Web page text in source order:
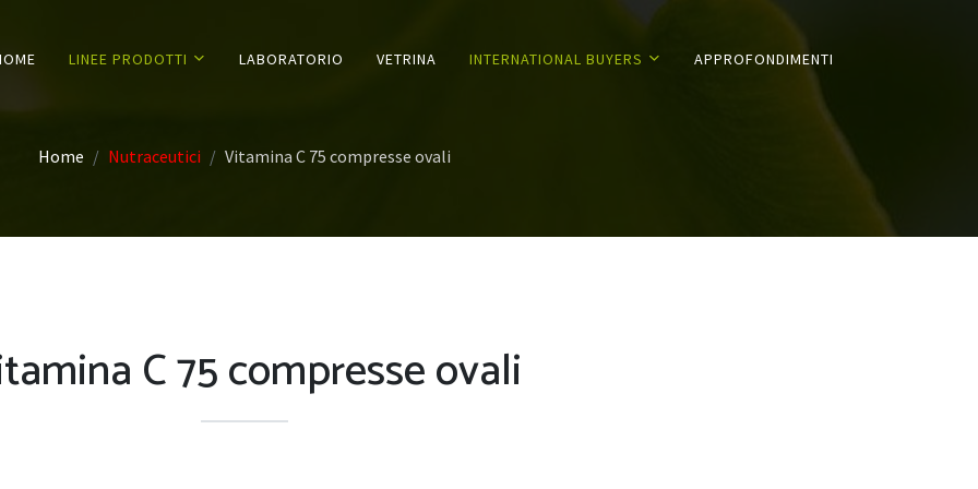
LINEE PRODOTTI LABORATORIO VETRINA INTERNATIONAL BUYERS APPROFONDIMENTI
Home Nutraceutici Vitamina C 75 compresse ovali
C 75 compresse ovali